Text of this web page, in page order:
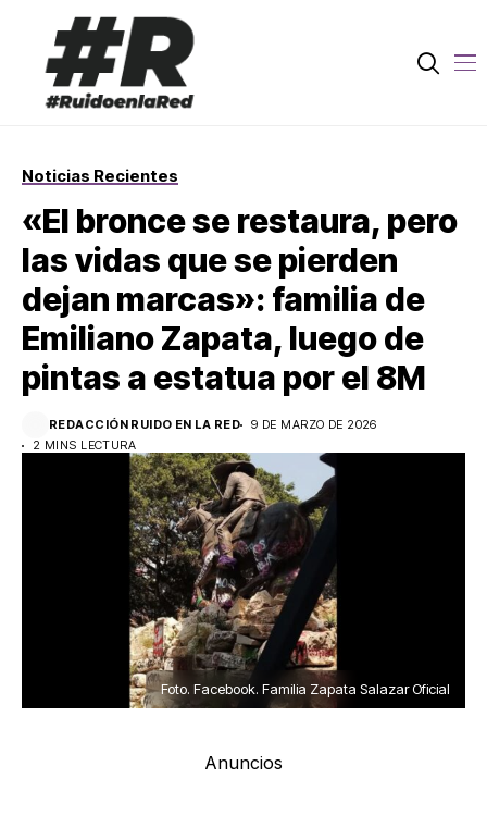
Noticias Recientes
«El bronce se restaura, pero
las vidas que se pierden
dejan marcas»: familia de
Emiliano Zapata, luego de
pintas a estatua por el 8M
REDACCIÓN RUIDO EN LA RED
9 DE MARZO DE 2026
2 MINS LECTURA
Foto. Facebook. Familia Zapata Salazar Oficial
Anuncios